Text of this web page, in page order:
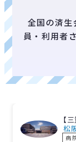
全国の済生
員・利用者
【
松
病